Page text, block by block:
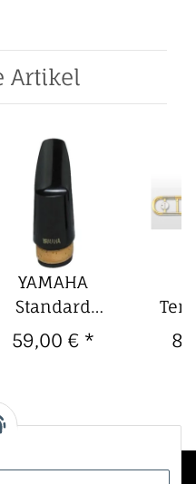
Artikel
YAMAHA
Standard
Mundstück für
Böhm-
59,00 € *